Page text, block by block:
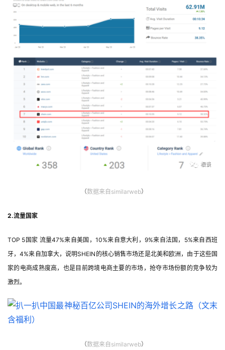
（数据来自 similarweb）
2.流量国家
TOP 5国家 流量47%来自美国，10%来自意大利，9%来自法国，5%来自西班
牙，4%来自加拿大，说明SHEIN的核心销售市场还是北美和欧洲，由于这些国
家的电商成熟度高，也是目前跨境电商主要的市场，抢夺市场份额的竞争较为
激烈。
（数据来自similarweb）